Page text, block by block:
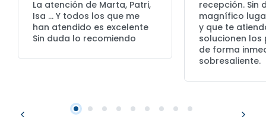
La atención de Marta, Patri,
Isa … Y todos los que me
han atendido es excelente
Sin duda lo recomiendo
recepción. Sin
magnífico
y que te
solucionen los
de forma
sobresaliente.